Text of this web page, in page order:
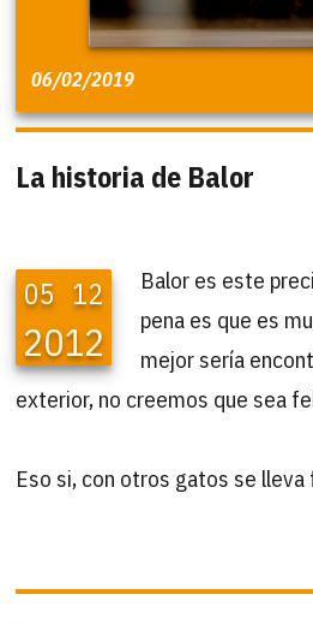
06/02/2019
La historia de Balor
05 12
2012
Balor es este
pena es que es
mejor sería
exterior, no creemos que sea
Eso si, con otros gatos se lleva